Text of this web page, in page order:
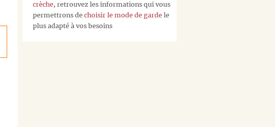
crèche, retrouvez les informations qui vous
permettrons de choisir le mode de garde le
plus adapté à vos besoins